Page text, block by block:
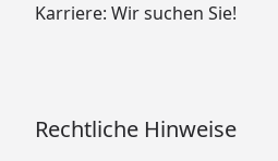
Karriere: Wir suchen Sie!
Rechtliche Hinweise